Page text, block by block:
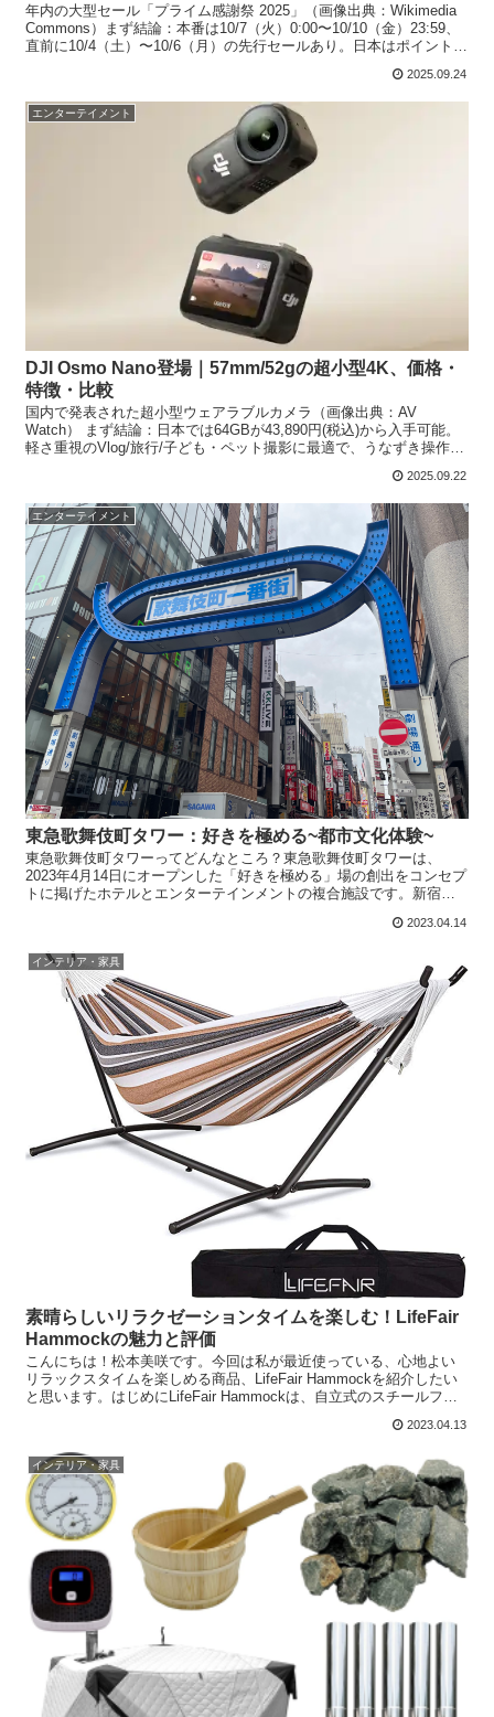
年内の大型セール「プライム感謝祭 2025」（画像出典：Wikimedia
Commons）まず結論：本番は10/7（火）0:00〜10/10（金）23:59、
直前に10/4（土）〜10/6（月）の先行セールあり。日本はポイント還
2025.09.24
エンターテイメント
DJI Osmo Nano登場｜57mm/52gの超小型4K、価格・
特徴・比較
国内で発表された超小型ウェアラブルカメラ（画像出典：AV
Watch） まず結論：日本では64GBが43,890円(税込)から入手可能。
軽さ重視のVlog/旅行/子ども・ペット撮影に最適で、うなずき操作や
2025.09.22
エンターテイメント
東急歌舞伎町タワー：好きを極める~都市文化体験~
東急歌舞伎町タワーってどんなところ？東急歌舞伎町タワーは、
2023年4月14日にオープンした「好きを極める」場の創出をコンセプ
トに掲げたホテルとエンターテインメントの複合施設です。新宿歌
2023.04.14
インテリア・家具
素晴らしいリラクゼーションタイムを楽しむ！LifeFair
Hammockの魅力と評価
こんにちは！松本美咲です。今回は私が最近使っている、心地よい
リラックスタイムを楽しめる商品、LifeFair Hammockを紹介したい
と思います。はじめにLifeFair Hammockは、自立式のスチールフレ
2023.04.13
インテリア・家具